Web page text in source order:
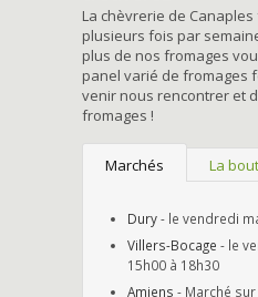
La chèvrerie de
plusieurs fois par
plus de nos fromages
panel varié de fromages
venir nous rencontrer et
fromages !
Marchés La
Dury- le vendredi
Villers-Bocage - le
15h00 à 18h30
Amiens - Marché